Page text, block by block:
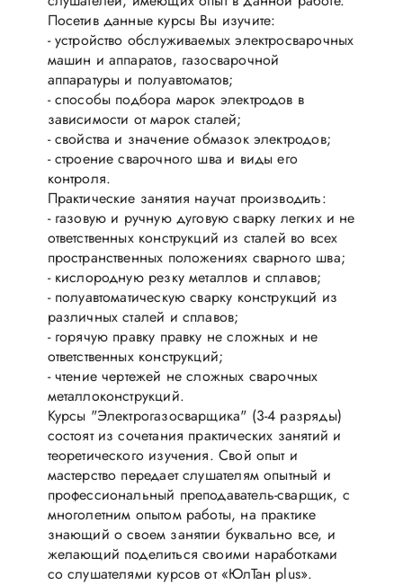
Посетив данные курсы Вы изучите:
- устройство обслуживаемых электросварочных
машин и аппаратов, газосварочной
аппаратуры и полуавтоматов;
- способы подбора марок электродов в
зависимости от марок сталей;
- свойства и значение обмазок электродов;
- строение сварочного шва и виды его
контроля.
Практические занятия научат производить:
- газовую и ручную дуговую сварку легких и не
ответственных конструкций из сталей во всех
пространственных положениях сварного шва;
- кислородную резку металлов и сплавов;
- полуавтоматическую сварку конструкций из
различных сталей и сплавов;
- горячую правку правку не сложных и не
ответственных конструкций;
- чтение чертежей не сложных сварочных
металлоконструкций.
Курсы "Электрогазосварщика" (3-4 разряды)
состоят из сочетания практических занятий и
теоретического изучения. Свой опыт и
мастерство передает слушателям опытный и
профессиональный преподаватель-сварщик, с
многолетним опытом работы, на практике
знающий о своем занятии буквально все, и
желающий поделиться своими наработками
со слушателями курсов от «ЮлТан plus».